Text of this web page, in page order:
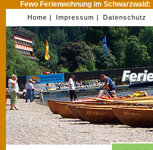
Fewo Ferienwohnung im Schwarzwald:
Home | Impressum | Datenschutz